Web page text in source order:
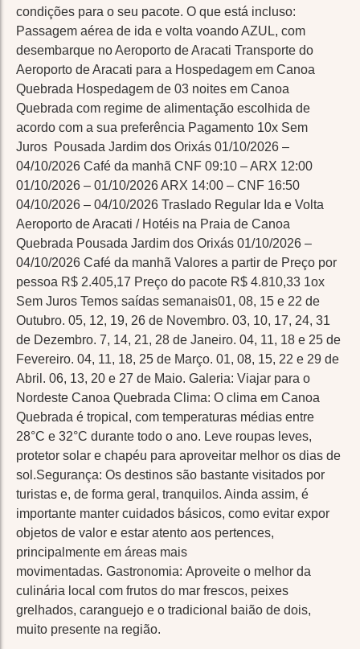
condições para o seu pacote. O que está incluso:
Passagem aérea de ida e volta voando AZUL, com
desembarque no Aeroporto de Aracati Transporte do
Aeroporto de Aracati para a Hospedagem em Canoa
Quebrada Hospedagem de 03 noites em Canoa
Quebrada com regime de alimentação escolhida de
acordo com a sua preferência Pagamento 10x Sem
Juros Pousada Jardim dos Orixás 01/10/2026 –
04/10/2026 Café da manhã CNF 09:10 – ARX 12:00
01/10/2026 – 01/10/2026 ARX 14:00 – CNF 16:50
04/10/2026 – 04/10/2026 Traslado Regular Ida e Volta
Aeroporto de Aracati / Hotéis na Praia de Canoa
Quebrada Pousada Jardim dos Orixás 01/10/2026 –
04/10/2026 Café da manhã Valores a partir de Preço por
pessoa R$ 2.405,17 Preço do pacote R$ 4.810,33 1ox
Sem Juros Temos saídas semanais01, 08, 15 e 22 de
Outubro. 05, 12, 19, 26 de Novembro. 03, 10, 17, 24, 31
de Dezembro. 7, 14, 21, 28 de Janeiro. 04, 11, 18 e 25 de
Fevereiro. 04, 11, 18, 25 de Março. 01, 08, 15, 22 e 29 de
Abril. 06, 13, 20 e 27 de Maio. Galeria: Viajar para o
Nordeste Canoa Quebrada Clima: O clima em Canoa
Quebrada é tropical, com temperaturas médias entre
28°C e 32°C durante todo o ano. Leve roupas leves,
protetor solar e chapéu para aproveitar melhor os dias de
sol.Segurança: Os destinos são bastante visitados por
turistas e, de forma geral, tranquilos. Ainda assim, é
importante manter cuidados básicos, como evitar expor
objetos de valor e estar atento aos pertences,
principalmente em áreas mais
movimentadas. Gastronomia: Aproveite o melhor da
culinária local com frutos do mar frescos, peixes
grelhados, caranguejo e o tradicional baião de dois,
muito presente na região.